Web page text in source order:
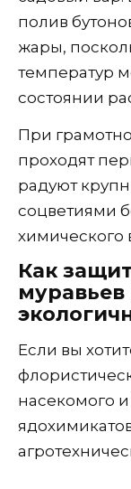
полив
жары,
температур
состоянии
При
проходят
радуют
соцветиями
химического
Как
муравьев
Если вы
насекомого